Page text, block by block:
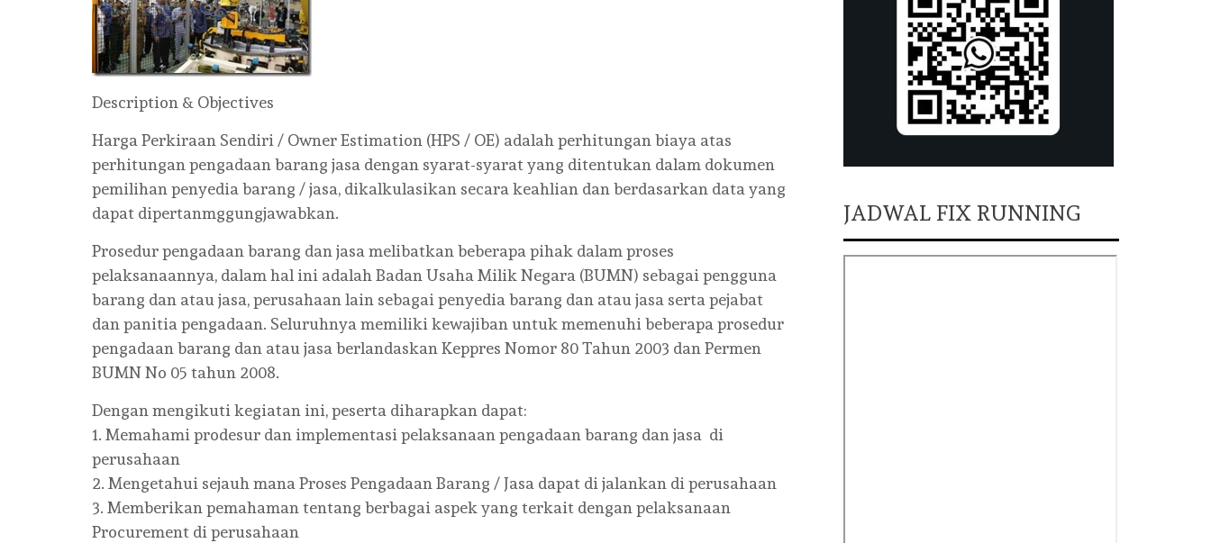
Description & Objectives
Harga Perkiraan Sendiri / Owner Estimation (HPS / OE) adalah perhitungan biaya atas
perhitungan pengadaan barang jasa dengan syarat-syarat yang ditentukan dalam dokumen
pemilihan penyedia barang / jasa, dikalkulasikan secara keahlian dan berdasarkan data yang
dapat dipertanmggungjawabkan.
Prosedur pengadaan barang dan jasa melibatkan beberapa pihak dalam proses
pelaksanaannya, dalam hal ini adalah Badan Usaha Milik Negara (BUMN) sebagai pengguna
barang dan atau jasa, perusahaan lain sebagai penyedia barang dan atau jasa serta pejabat
dan panitia pengadaan. Seluruhnya memiliki kewajiban untuk memenuhi beberapa prosedur
pengadaan barang dan atau jasa berlandaskan Keppres Nomor 80 Tahun 2003 dan Permen
BUMN No 05 tahun 2008.
Dengan mengikuti kegiatan ini, peserta diharapkan dapat:
1. Memahami prodesur dan implementasi pelaksanaan pengadaan barang dan jasa di
perusahaan
2. Mengetahui sejauh mana Proses Pengadaan Barang / Jasa dapat di jalankan di perusahaan
3. Memberikan pemahaman tentang berbagai aspek yang terkait dengan pelaksanaan
Procurement di perusahaan
JADWAL FIX RUNNING